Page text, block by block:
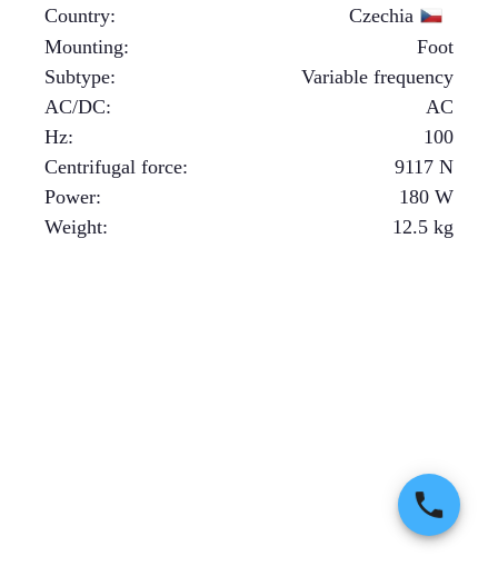
Country:
Czechia
Mounting:
Foot
Subtype:
Variable frequency
AC/DC:
AC
Hz:
100
Centrifugal force: 9117 N
Power: 180 W
Weight: 12.5 kg